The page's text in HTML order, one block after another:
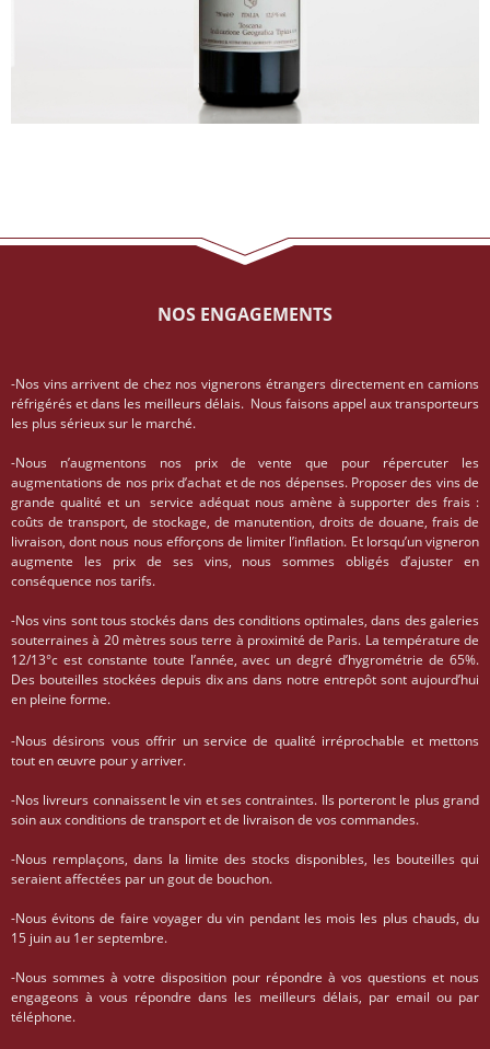
NOS ENGAGEMENTS
-Nos vins arrivent de chez nos vignerons étrangers directement en camions
réfrigérés et dans les meilleurs délais. Nous faisons appel aux transporteurs
les plus sérieux sur le marché.
-Nous n’augmentons nos prix de vente que pour répercuter les
augmentations de nos prix d’achat et de nos dépenses. Proposer des vins de
grande qualité et un service adéquat nous amène à supporter des frais :
coûts de transport, de stockage, de manutention, droits de douane, frais de
livraison, dont nous nous efforçons de limiter l’inflation. Et lorsqu’un vigneron
augmente les prix de ses vins, nous sommes obligés d’ajuster en
conséquence nos tarifs.
-Nos vins sont tous stockés dans des conditions optimales, dans des galeries
souterraines à 20 mètres sous terre à proximité de Paris. La température de
12/13°c est constante toute l’année, avec un degré d’hygrométrie de 65%.
Des bouteilles stockées depuis dix ans dans notre entrepôt sont aujourd’hui
en pleine forme.
-Nous désirons vous offrir un service de qualité irréprochable et mettons
tout en œuvre pour y arriver.
-Nos livreurs connaissent le vin et ses contraintes. Ils porteront le plus grand
soin aux conditions de transport et de livraison de vos commandes.
-Nous remplaçons, dans la limite des stocks disponibles, les bouteilles qui
seraient affectées par un gout de bouchon.
-Nous évitons de faire voyager du vin pendant les mois les plus chauds, du
15 juin au 1er septembre.
-Nous sommes à votre disposition pour répondre à vos questions et nous
engageons à vous répondre dans les meilleurs délais, par email ou par
téléphone.